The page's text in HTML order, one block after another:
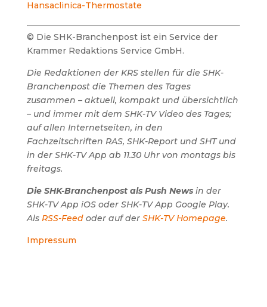
Hansaclinica-Thermostate
© Die SHK-Branchenpost ist ein Service der
Krammer Redaktions Service GmbH.
Die Redaktionen der KRS stellen für die SHK-
Branchenpost die Themen des Tages
zusammen – aktuell, kompakt und übersichtlich
– und immer mit dem SHK-TV Video des Tages;
auf allen Internetseiten, in den
Fachzeitschriften RAS, SHK-Report und SHT und
in der SHK-TV App ab 11.30 Uhr von montags bis
freitags.
Die SHK-Branchenpost als Push Newsin der
SHK-TV App iOS oder SHK-TV App Google Play.
Als RSS-Feedoder auf der SHK-TV Homepage.
Impressum